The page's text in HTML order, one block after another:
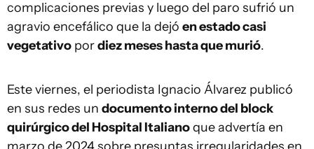
complicaciones previas y luego del paro sufrió un
agravio encefálico que la dejó en estado casi
vegetativo pordiez meses hasta que murió.
Este viernes, el periodista Ignacio Álvarez publicó
en sus redes un documento interno del block
quirúrgico del Hospital Italianoque advertía en